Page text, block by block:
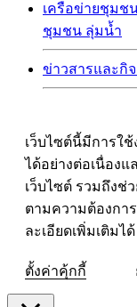
เครือข่ายชุมช
ชุมชน ลุ่มน้ำ
ข่าวสารและกิ
เว็บไซต์นี้มีการใ
ได้อย่างต่อเนื่อง
เว็บไซต์ รวมถึงช่
ตามความต้องกา
ละเอียดเพิ่มเติมได้
ตั้งค่าคุ้กกี้